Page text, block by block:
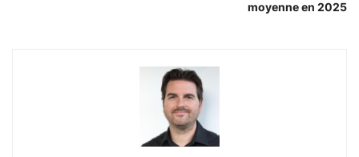
moyenne en 2025